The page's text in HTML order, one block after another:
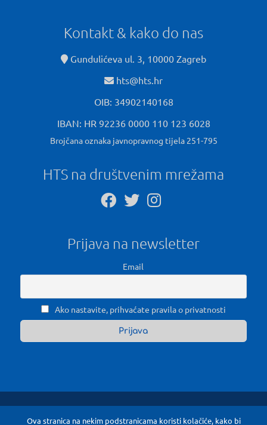
Kontakt & kako do nas
Gundulićeva ul. 3, 10000 Zagreb
hts@hts.hr
OIB: 34902140168
IBAN: HR 92236 0000 110 123 6028
Brojčana oznaka javnopravnog tijela 251-795
HTS na društvenim mrežama
Prijava na newsletter
Email
Ako nastavite, prihvaćate pravila o privatnosti
Ova stranica na nekim podstranicama koristi kolačiće, kako bi